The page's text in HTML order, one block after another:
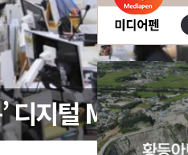
디지털 MAU 경쟁